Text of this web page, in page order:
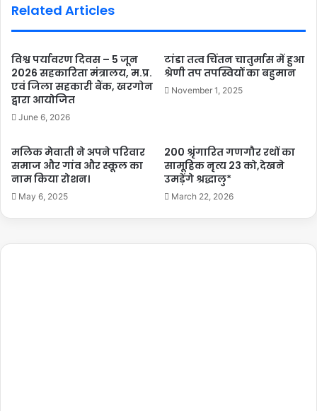
Related Articles
विश्व पर्यावरण दिवस – 5 जून
2026 सहकारिता मंत्रालय, म.प्र.
एवं जिला सहकारी बैंक, खरगोन
द्वारा आयोजित
June 6, 2026
टांडा तत्व चिंतन चातुर्मास में हुआ
श्रेणी तप तपस्वियों का बहुमान
November 1, 2025
मलिक मेवाती ने अपने परिवार
समाज और गांव और स्कूल का
नाम किया रोशन।
May 6, 2025
200 श्रृंगारित गणगौर रथों का
सामूहिक नृत्य 23 को,देखने
उमड़ेंगे श्रद्धालु*
March 22, 2026